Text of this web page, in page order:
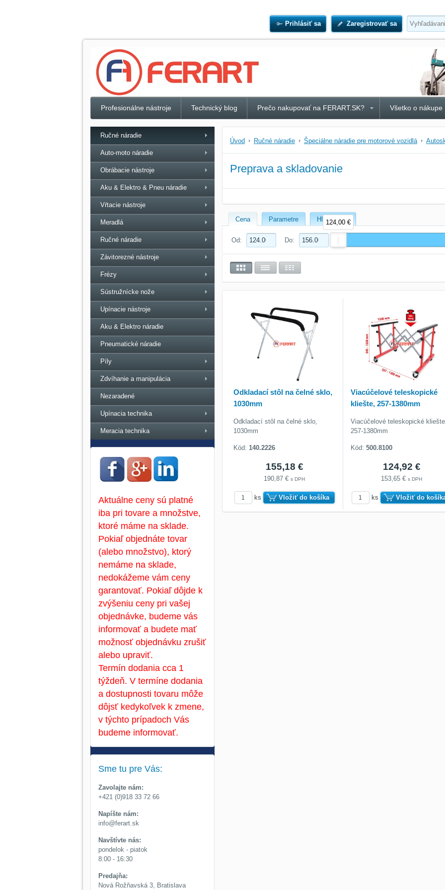
Prihlásiť sa Zaregistrovať sa
Profesionálne nástroje Technický blog Prečo nakupovať na FERART.SK? Všetko o nákupe
Úvod Ručné náradie Špeciálne náradie pre motorové vozidlá
Preprava a skladovanie
Cena Parametre Hľadať text
Od: Do:
124,00 €
Odkladací stôl na čelné sklo,
1030mm
Odkladací stôl na čelné sklo,
1030mm
Kód: 140.2226
155,18 €
190,87 €s DPH
ks Vložiť do košíka
Viacúčelové teleskopické
kliešte, 257-1380mm
Viacúčelové teleskopické
257-1380mm
Kód:500.8100
124,92 €
153,65 €s DPH
ks Vložiť do
Ručné náradie
Auto-moto náradie
Obrábacie nástroje
Aku & Elektro & Pneu náradie
Vŕtacie nástroje
Meradlá
Ručné náradie
Závitorezné nástroje
Frézy
Sústružnícke nože
Upínacie nástroje
Aku & Elektro náradie
Pneumatické náradie
Píly
Zdvíhanie a manipulácia
Nezaradené
Upínacia technika
Meracia technika
Aktuálne ceny sú platné
iba pri tovare a množstve,
ktoré máme na sklade.
Pokiaľ objednáte tovar
(alebo množstvo), ktorý
nemáme na sklade,
nedokážeme vám ceny
garantovať. Pokiaľ dôjde k
zvýšeniu ceny pri vašej
objednávke, budeme vás
informovať a budete mať
možnosť objednávku zrušiť
alebo upraviť.
Termín dodania cca 1
týždeň. V termíne dodania
a dostupnosti tovaru môže
dôjsť kedykoľvek k zmene,
v týchto prípadoch Vás
budeme informovať.
Sme tu pre Vás:
Zavolajte nám:
+421 (0)918 33 72 66
Napíšte nám:
info@ferart.sk
Navštívte nás:
pondelok - piatok
8:00 - 16:30
Predajňa:
Nová Rožňavská 3, Bratislava